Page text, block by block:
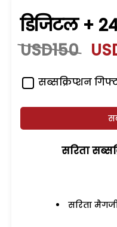
डिजिटल +
USD150
सब्सक्रिप्शन
सरिता
सरिता